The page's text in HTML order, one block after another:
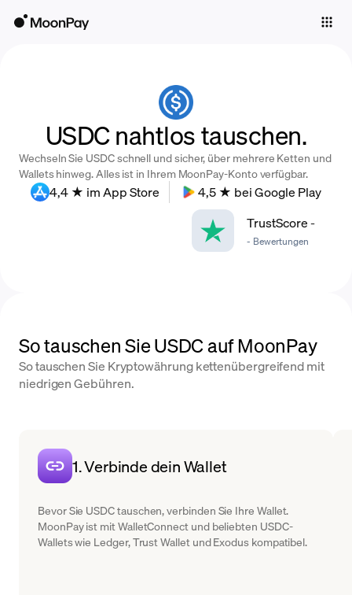
Trade
Company
USDC nahtlos tauschen.
Wechseln Sie USDC schnell und sicher, über mehrere Ketten und
Wallets hinweg. Alles ist in Ihrem MoonPay-Konto verfügbar.
4,4 ★ im App Store
4,5 ★ bei Google Play
TrustScore-
- Bewertungen
So tauschen Sie USDC auf MoonPay
So tauschen Sie Kryptowährung kettenübergreifend mit
niedrigen Gebühren.
1. Verbinde dein Wallet
Bevor Sie USDC tauschen, verbinden Sie Ihre Wallet.
MoonPay ist mit WalletConnect und beliebten USDC-
Wallets wie Ledger, Trust Wallet und Exodus kompatibel.